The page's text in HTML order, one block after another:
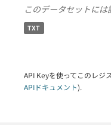
このデータセットに
TXT
API Keyを使ってこのレジ
APIドキュメント).